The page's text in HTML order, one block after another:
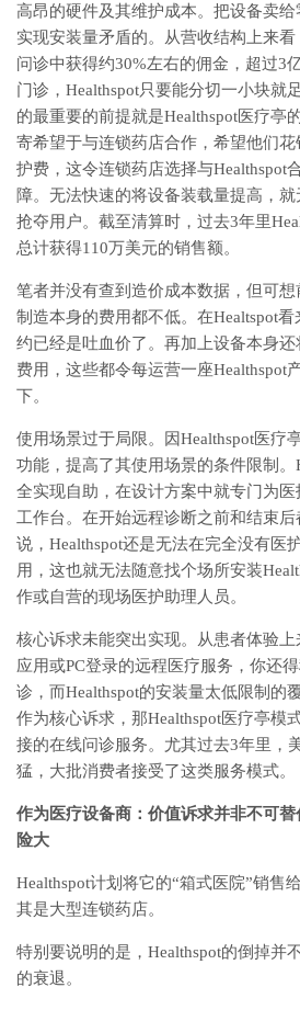
高昂的硬件及其维护成本。把设备卖
实现安装量矛盾的。从营收结构上来看
问诊中获得约30%左右的佣金，超过3
门诊，Healthspot只要能分切一小块就
的最重要的前提就是Healthspot医疗亭
寄希望于与连锁药店合作，希望他们
护费，这令连锁药店选择与Healthspot
障。无法快速的将设备装载量提高，
抢夺用户。截至清算时，过去3年里
总计获得110万美元的销售额。
笔者并没有查到造价成本数据，但可
制造本身的费用都不低。在Healtspot
约已经是吐血价了。再加上设备本身
费用，这些都令每运营一座Healthspot
下。
使用场景过于局限。因Healthspot医疗
功能，提高了其使用场景的条件限制。
全实现自助，在设计方案中就专门为
工作台。在开始远程诊断之前和结束
说，Healthspot还是无法在完全没有医
用，这也就无法随意找个场所安装
作或自营的现场医护助理人员。
核心诉求未能突出实现。从患者体验
应用或PC登录的远程医疗服务，你还
诊，而Healthspot的安装量太低限制的
作为核心诉求，那Healthspot医疗亭模
接的在线问诊服务。尤其过去3年里，
猛，大批消费者接受了这类服务模式。
作为医疗设备商：价值诉求并非不可
险大
Healthspot计划将它的“箱式医院”销售
其是大型连锁药店。
特别要说明的是，Healthspot的倒掉并
的衰退。